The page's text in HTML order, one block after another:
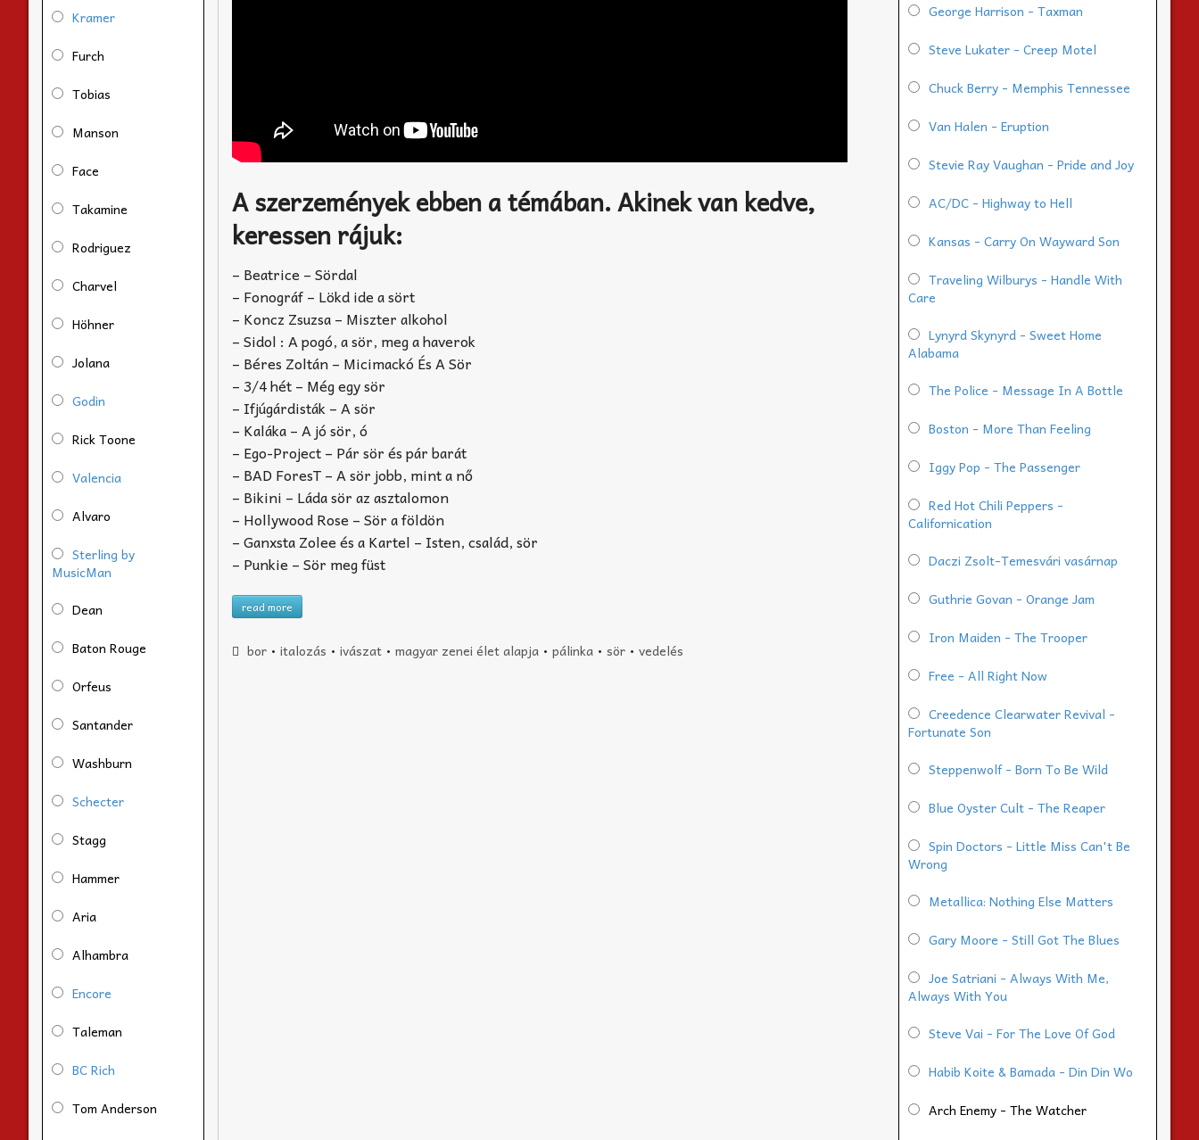
A szerzemények ebben a témában. Akinek van kedve,
keressen rájuk:
– Beatrice – Sördal
– Fonográf – Lökd ide a sört
– Koncz Zsuzsa – Miszter alkohol
– Sidol : A pogó, a sör, meg a haverok
– Béres Zoltán – Micimackó És A Sör
– 3/4 hét – Még egy sör
– Ifjúgárdisták – A sör
– Kaláka – A jó sör, ó
– Ego-Project – Pár sör és pár barát
– BAD ForesT – A sör jobb, mint a nő
– Bikini – Láda sör az asztalomon
– Hollywood Rose – Sör a földön
– Ganxsta Zolee és a Kartel – Isten, család, sör
– Punkie – Sör meg füst
read more
bor• italozás • ivászat• magyar zenei élet alapja• pálinka• sör• vedelés
Kramer
Furch
Tobias
Manson
Face
Takamine
Rodriguez
Charvel
Höhner
Jolana
Godin
Rick Toone
Valencia
Alvaro
Sterling by
MusicMan
Dean
Baton Rouge
Orfeus
Santander
Washburn
Schecter
Stagg
Hammer
Aria
Alhambra
Encore
Taleman
BC Rich
Tom Anderson
George Harrison - Taxman
Steve Lukater - Creep Motel
Chuck Berry - Memphis Tennessee
Van Halen - Eruption
Stevie Ray Vaughan - Pride and Joy
AC/DC - Highway to Hell
Kansas - Carry On Wayward Son
Traveling Wilburys - Handle With
Care
Lynyrd Skynyrd - Sweet Home
Alabama
The Police - Message In A Bottle
Boston - More Than Feeling
Iggy Pop - The Passenger
Red Hot Chili Peppers -
Californication
Daczi Zsolt-Temesvári vasárnap
Guthrie Govan - Orange Jam
Iron Maiden - The Trooper
Free - All Right Now
Creedence Clearwater Revival -
Fortunate Son
Steppenwolf - Born To Be Wild
Blue Oyster Cult - The Reaper
Spin Doctors - Little Miss Can't Be
Wrong
Metallica: Nothing Else Matters
Gary Moore - Still Got The Blues
Joe Satriani - Always With Me,
Always With You
Steve Vai - For The Love Of God
Habib Koite & Bamada - Din Din Wo
Arch Enemy - The Watcher